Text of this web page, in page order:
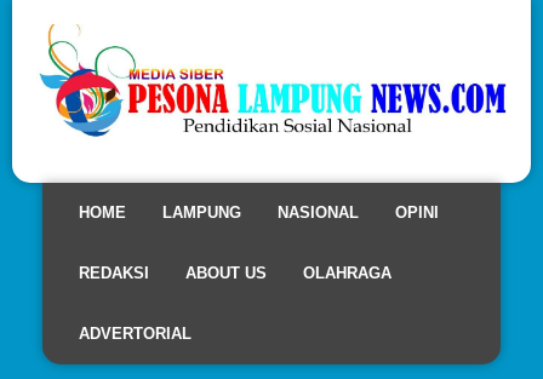
HOME LAMPUNG NASIONAL OPINI
REDAKSI ABOUT US OLAHRAGA
ADVERTORIAL